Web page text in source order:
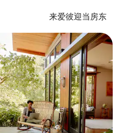
来爱彼迎当房东